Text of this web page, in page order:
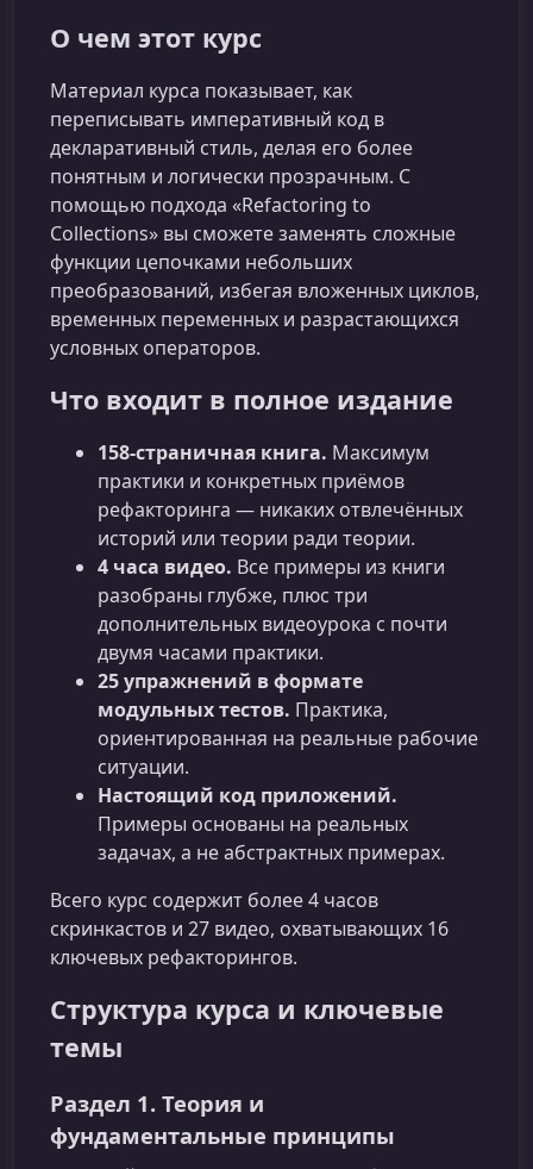
О чем этот курс
Материал курса показывает, как
переписывать императивный код в
декларативный стиль, делая его более
понятным и логически прозрачным. С
помощью подхода «Refactoring to
Collections» вы сможете заменять сложные
функции цепочками небольших
преобразований, избегая вложенных циклов,
временных переменных и разрастающихся
условных операторов.
Что входит в полное издание
158‑страничная книга. Максимум
практики и конкретных приёмов
рефакторинга — никаких отвлечённых
историй или теории ради теории.
4 часа видео. Все примеры из книги
разобраны глубже, плюс три
дополнительных видеоурока с почти
двумя часами практики.
25 упражнений в формате
модульных тестов. Практика,
ориентированная на реальные рабочие
ситуации.
Настоящий код приложений.
Примеры основаны на реальных
задачах, а не абстрактных примерах.
Всего курс содержит более 4 часов
скринкастов и 27 видео, охватывающих 16
ключевых рефакторингов.
Структура курса и ключевые
темы
Раздел 1. Теория и
фундаментальные принципы